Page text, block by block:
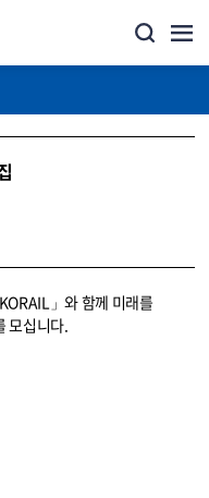
」와 함께 미래를
모십니다.